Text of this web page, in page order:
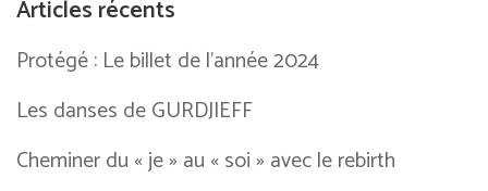
Articles récents
Protégé : Le billet de l’année 2024
Les danses de GURDJIEFF
Cheminer du « je » au « soi » avec le rebirth